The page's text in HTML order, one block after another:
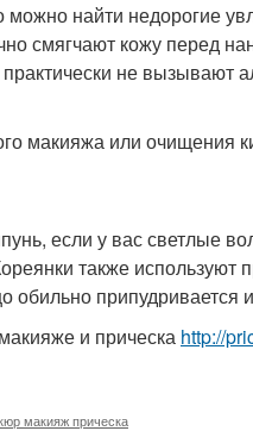
можно найти недорогие
смягчают кожу перед
не вызывают
макияжа или
если у вас светлые
также используют
обильно припудривается
и прическа http://
макияж прическа